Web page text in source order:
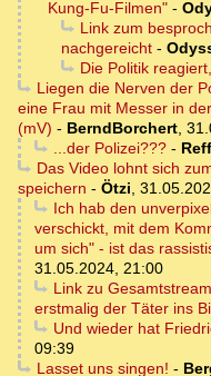
Kung-Fu-Filmen" -
Link zum
nachgereicht -
Die Politik reagiert,
Liegen die Nerven der
eine Frau mit Messer in
(mV) - BerndBorchert,
...der Polizei???-
Das Video lohnt sich
speichern - Ötzi,
Ich hab den
verschickt, mit dem
um sich" - ist das
31.05.2024, 21:00
Link zu
erstmalig der Täter ins
Und wieder hat
09:39
Lasset uns singen! -